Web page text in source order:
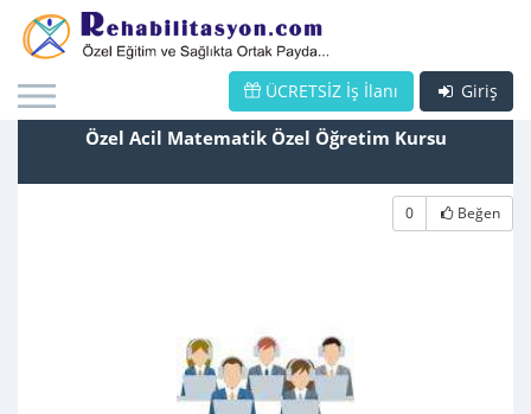
Giriş
ÜCRETSİZ İş İlanı
Özel Acil Matematik Özel Öğretim Kursu
0 Beğen